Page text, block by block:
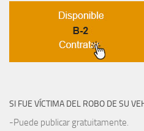
SI FUE VÍCTIMA DEL ROBO DE SU
-Puede publicar gratuitamente.